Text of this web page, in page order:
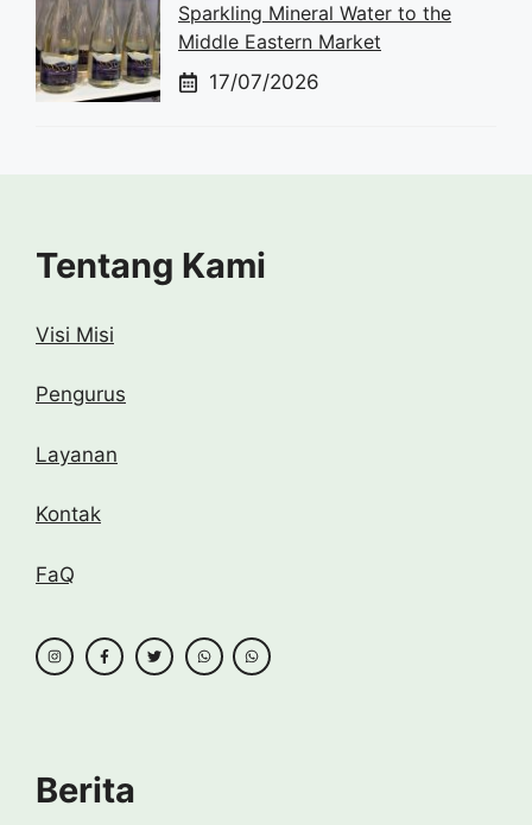
Sparkling Mineral Water to the
Middle Eastern Market
17/07/2026
Tentang Kami
Visi Misi
Pengurus
Layanan
Kontak
FaQ
Berita